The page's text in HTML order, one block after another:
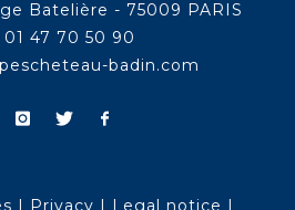
Batelière - 75009 PARIS
47 70 50 90
badin.com
| Privacy | Legal notice |